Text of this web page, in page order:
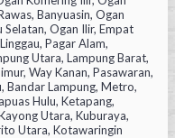
Banyuasin, Ogan
Ogan Ilir, Empat
Pagar Alam,
Utara, Lampung Barat,
Way Kanan, Pasawaran,
Bandar Lampung, Metro,
Hulu, Ketapang,
Utara, Kuburaya,
Utara, Kotawaringin